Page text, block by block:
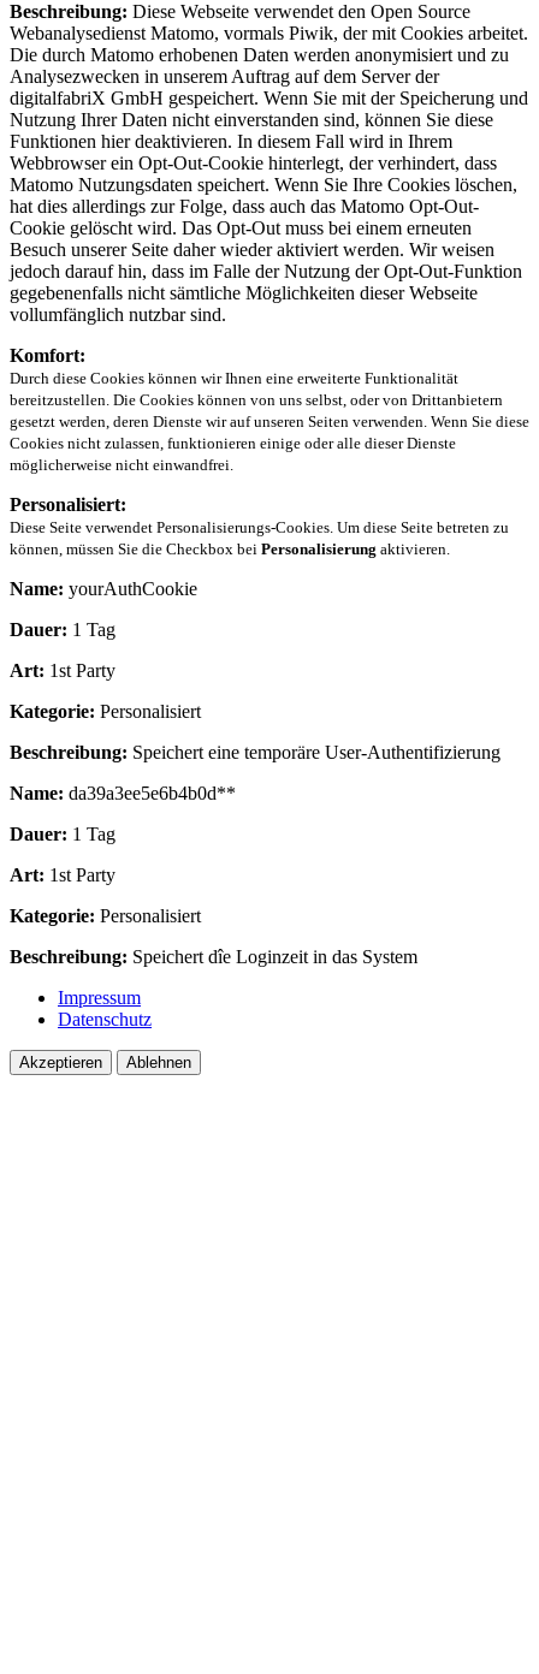
Beschreibung: Diese Webseite verwendet den Open Source
Webanalysedienst Matomo, vormals Piwik, der mit Cookies arbeitet.
Die durch Matomo erhobenen Daten werden anonymisiert und zu
Analysezwecken in unserem Auftrag auf dem Server der
digitalfabriX GmbH gespeichert. Wenn Sie mit der Speicherung und
Nutzung Ihrer Daten nicht einverstanden sind, können Sie diese
Funktionen hier deaktivieren. In diesem Fall wird in Ihrem
Webbrowser ein Opt-Out-Cookie hinterlegt, der verhindert, dass
Matomo Nutzungsdaten speichert. Wenn Sie Ihre Cookies löschen,
hat dies allerdings zur Folge, dass auch das Matomo Opt-Out-
Cookie gelöscht wird. Das Opt-Out muss bei einem erneuten
Besuch unserer Seite daher wieder aktiviert werden. Wir weisen
jedoch darauf hin, dass im Falle der Nutzung der Opt-Out-Funktion
gegebenenfalls nicht sämtliche Möglichkeiten dieser Webseite
vollumfänglich nutzbar sind.
Komfort:
Durch diese Cookies können wir Ihnen eine erweiterte Funktionalität
bereitzustellen. Die Cookies können von uns selbst, oder von Drittanbietern
gesetzt werden, deren Dienste wir auf unseren Seiten verwenden. Wenn Sie diese
Cookies nicht zulassen, funktionieren einige oder alle dieser Dienste
möglicherweise nicht einwandfrei.
Personalisiert:
Diese Seite verwendet Personalisierungs-Cookies. Um diese Seite betreten zu
können, müssen Sie die Checkbox bei Personalisierung aktivieren.
Name: yourAuthCookie
Dauer: 1 Tag
Art: 1st Party
Kategorie: Personalisiert
Beschreibung: Speichert eine temporäre User-Authentifizierung
Name: da39a3ee5e6b4b0d**
Dauer: 1 Tag
Art: 1st Party
Kategorie: Personalisiert
Beschreibung: Speichert dîe Loginzeit in das System
Impressum
Datenschutz
Akzeptieren Ablehnen